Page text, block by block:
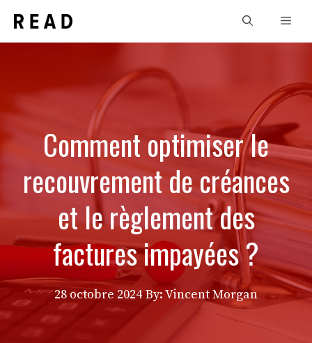
contenu
Comment optimiser le
recouvrement de créances
et le règlement des
factures impayées ?
28 octobre 2024 By: Vincent Morgan